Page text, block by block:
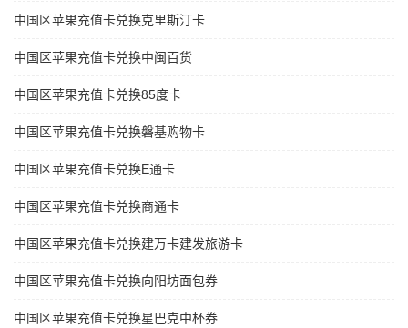
中国区苹果充值卡兑换克里斯汀卡
中国区苹果充值卡兑换中闽百货
中国区苹果充值卡兑换85度卡
中国区苹果充值卡兑换磐基购物卡
中国区苹果充值卡兑换E通卡
中国区苹果充值卡兑换商通卡
中国区苹果充值卡兑换建万卡建发旅游卡
中国区苹果充值卡兑换向阳坊面包券
中国区苹果充值卡兑换星巴克中杯券